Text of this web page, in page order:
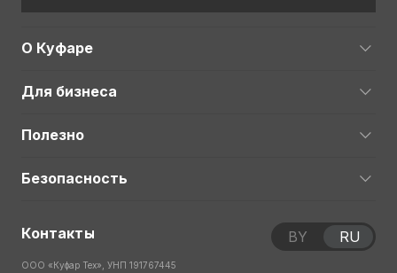
О Куфаре
Для бизнеса
Полезно
Безопасность
Контакты
ООО «Куфар Тех», УНП 191767445
BY RU